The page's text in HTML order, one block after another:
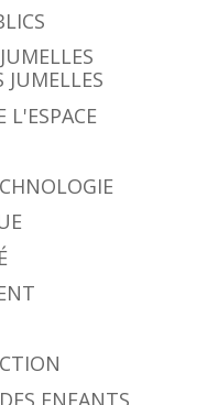
JUMELLES
L'ESPACE
ENFANTS